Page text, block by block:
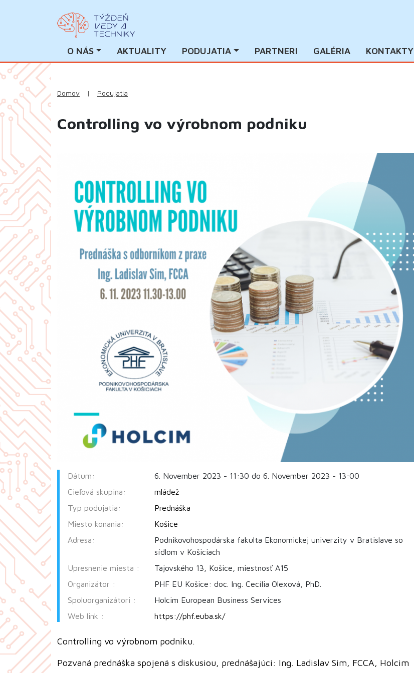
O NÁS AKTUALITY PODUJATIA PARTNERI GALÉRIA KONTAKTY
Domov | Podujatia
Controlling vo výrobnom podniku
Dátum:
6. November 2023 - 11:30 do 6. November 2023 - 13:00
Cieľová skupina:
mládež
Typ podujatia:
Prednáška
Miesto konania:
Košice
Adresa:
Podnikovohospodárska fakulta Ekonomickej univerzity v Bratislave so
sídlom v Košiciach
Upresnenie miesta :
Tajovského 13, Košice, miestnosť A15
Organizátor :
PHF EU Košice: doc. Ing. Cecília Olexová, PhD.
Spoluorganizátori :
Holcim European Business Services
Web link :
https://phf.euba.sk/
Controlling vo výrobnom podniku.
Pozvaná prednáška spojená s diskusiou, prednášajúci: Ing. Ladislav Sim, FCCA, Holcim